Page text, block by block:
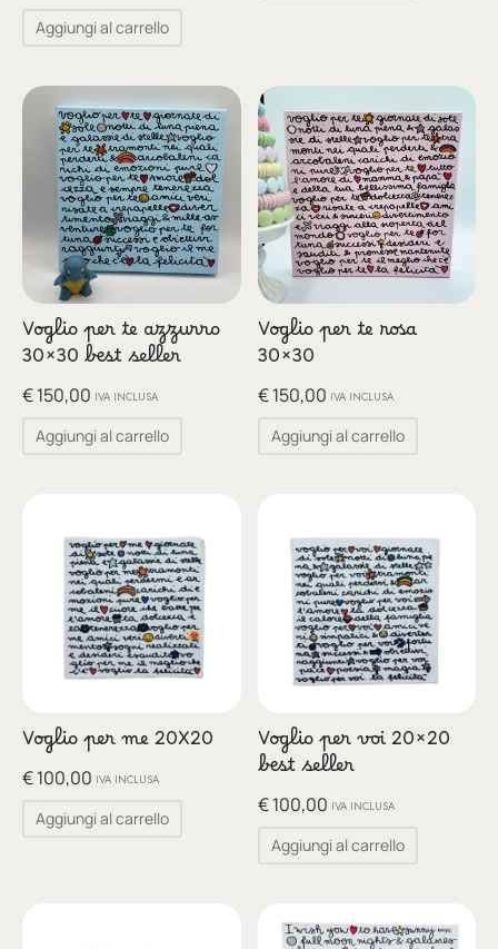
Aggiungi al carrello
Voglio per te azzurro
30×30 best seller
€150,00 IVA INCLUSA
Aggiungi al carrello
Voglio per te rosa
30×30
€150,00 IVA INCLUSA
Aggiungi al carrello
Voglio per me 20X20
€100,00 IVA INCLUSA
Aggiungi al carrello
Voglio per voi 20×20
best seller
€100,00 IVA INCLUSA
Aggiungi al carrello